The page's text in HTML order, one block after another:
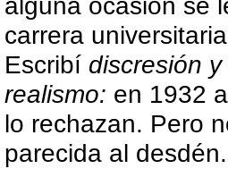
carrera
Escribí discresión
realismo: en 1932
lo rechazan. Pero
parecida al desdén.